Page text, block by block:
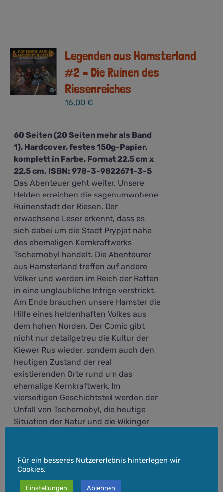
Legenden aus Hamsterland
#2 – Die Ruinen des
Riesenreiches
16,00€
60 Seiten (20 Seiten mehr als Band
1), Hardcover, festes 150g-Papier,
komplett in Farbe, Format 22,5 cm x
22,5 cm. ISBN: 978-3-9822671-3-5
Das Abenteuer geht weiter. Unsere
Helden erreichen die sagenumwobene
Ruinenstadt der Riesen. Der
erwachsene Leser erkennt, dass es
sich dabei um die Stadt Prypjat nahe
des ehemaligen Kernkraftwerks
Tschernobyl handelt. Die Abenteurer
aus Hamsterland treffen auf andere
Völker und werden im Reich der Ratten
in eine unglaubliche Intrige verstrickt.
Am Ende brauchen unsere Hamster die
Hilfe eines heldenhaften Volkes aus
dem hohen Norden. Der Comic gibt
nicht nur detailgetreu die Kultur der
Kiewer Rus wieder, sondern auch den
heutigen Zustand der real
existierenden Orte rund um das
ehemalige Kernkraftwerk. Im
vierseitigen Geschichtsteil werden der
Unfall von Tschernobyl, die heutige
Situation der Natur und die Wikinger
inkl. 7 % MwSt.
Versandkosten
Lieferzeit:Lieferzeit: 3-5
Für ein besseres Nutzererlebnis hinterlegen wir
Cookies.
Einstellungen Ablehnen